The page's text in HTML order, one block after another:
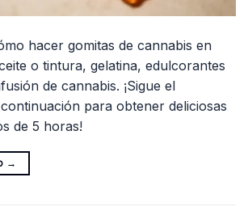
hacer gomitas de cannabis en
o tintura, gelatina, edulcorantes
de cannabis. ¡Sigue el
para obtener deliciosas
de 5 horas!
→